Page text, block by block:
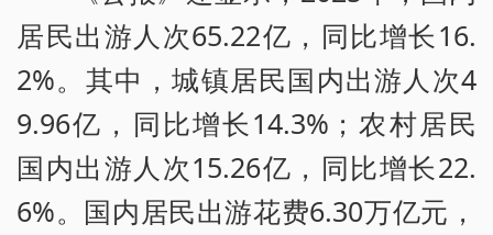
居民出游人次65.22亿，同比增长16.
2%。其中，城镇居民国内出游人次4
9.96亿，同比增长14.3%；农村居民
国内出游人次15.26亿，同比增长22.
6%。国内居民出游花费6.30万亿元，